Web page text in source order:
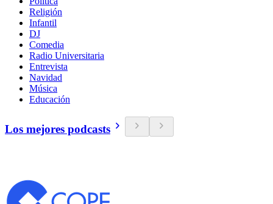
Religión
Infantil
DJ
Comedia
Radio Universitaria
Entrevista
Navidad
Música
Educación
Los mejores podcasts